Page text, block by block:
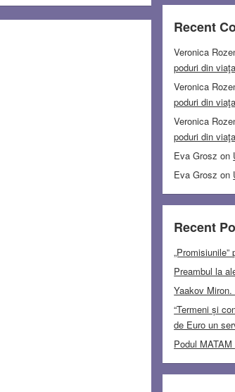
Recent
Veronica
poduri din
Veronica
poduri din
Veronica
poduri din
Eva Grosz on
Eva Grosz on
Recent
„Promisiunile”
Preambul la
Yaakov
“Termeni și
de Euro un
Podul